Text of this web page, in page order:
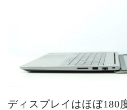
ディスプレイはほぼ180